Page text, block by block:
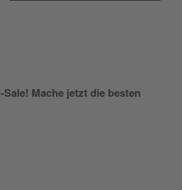
Mache jetzt die besten